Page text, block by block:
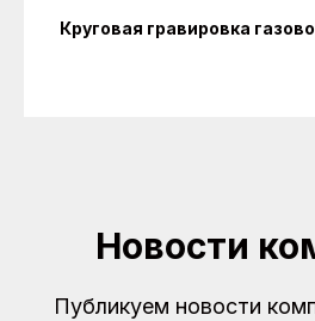
Круговая гравировка
Новости
Публикуем новости